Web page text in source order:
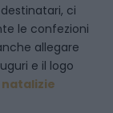
ci
le confezioni
allegare
e il logo